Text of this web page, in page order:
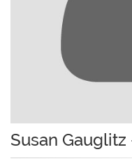
Susan Gauglitz